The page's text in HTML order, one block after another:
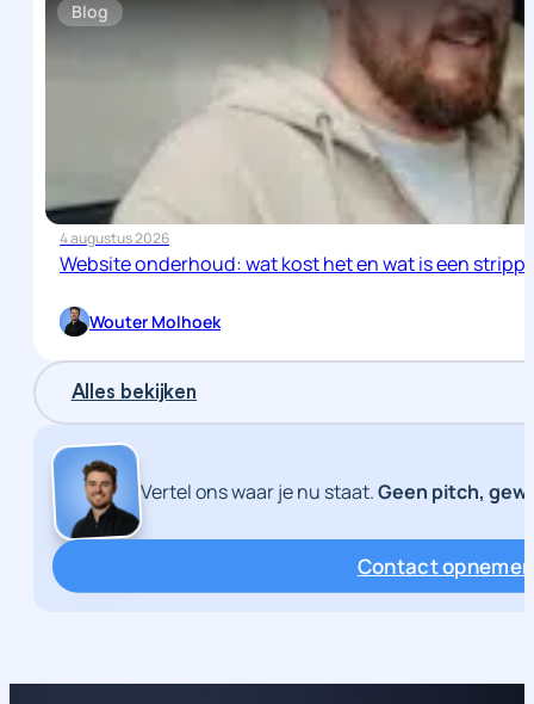
Blog
4 augustus 2026
Website onderhoud: wat kost het en wat is een
Wouter Molhoek
Alles bekijken
Vertel ons waar je nu staat.Geen pitch,
Contact opnemen